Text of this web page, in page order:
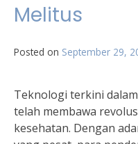
Melitus
Posted on September 29,
Teknologi terkini
telah membawa
kesehatan. Dengan